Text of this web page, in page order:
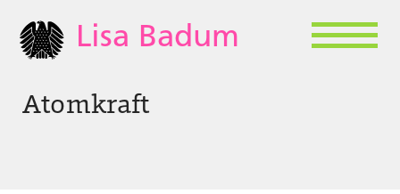
Lisa Badum
Atomkraft